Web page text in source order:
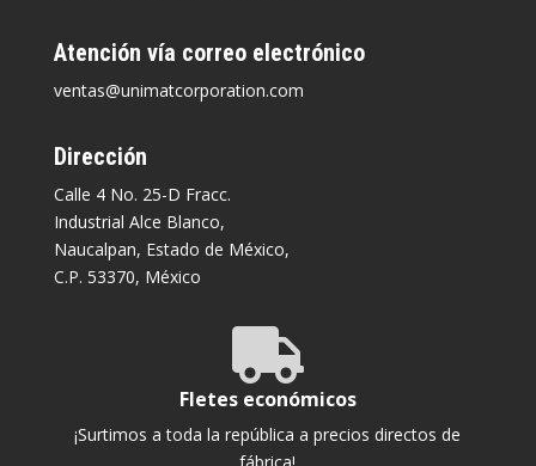
Atención vía correo electrónico
ventas@unimatcorporation.com
Dirección
Calle 4 No. 25-D Fracc.
Industrial Alce Blanco,
Naucalpan, Estado de México,
C.P. 53370, México

Fletes económicos
¡Surtimos a toda la república a precios directos de